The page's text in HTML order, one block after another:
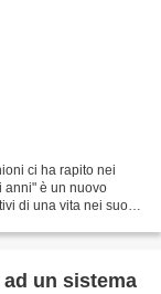
ci ha rapito nei
anni" è un nuovo
di una vita nei suoi
un sistema